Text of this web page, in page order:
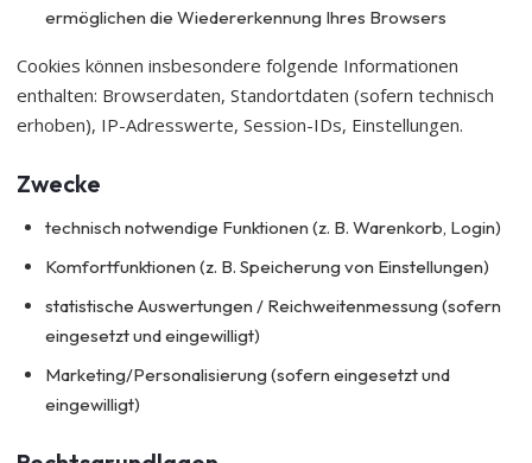
ermöglichen die Wiedererkennung Ihres Browsers
Cookies können insbesondere folgende Informationen
enthalten: Browserdaten, Standortdaten (sofern technisch
erhoben), IP-Adresswerte, Session-IDs, Einstellungen.
Zwecke
technisch notwendige Funktionen (z. B. Warenkorb, Login)
Komfortfunktionen (z. B. Speicherung von Einstellungen)
statistische Auswertungen / Reichweitenmessung (sofern
eingesetzt und eingewilligt)
Marketing/Personalisierung (sofern eingesetzt und
eingewilligt)